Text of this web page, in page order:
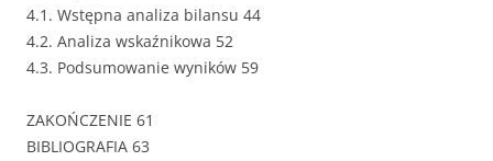
4.1. Wstępna analiza bilansu 44
4.2. Analiza wskaźnikowa 52
4.3. Podsumowanie wyników 59
ZAKOŃCZENIE 61
BIBLIOGRAFIA 63